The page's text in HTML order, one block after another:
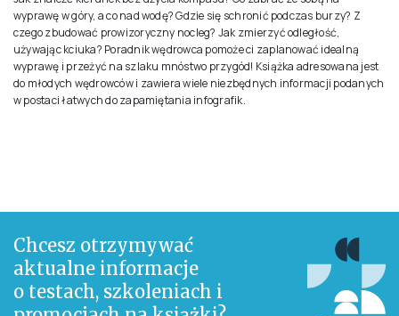
wyprawę w góry, a co nad wodę? Gdzie się schronić podczas burzy? Z
czego zbudować prowizoryczny nocleg? Jak zmierzyć odległość,
używając kciuka? Poradnik wędrowca pomoże ci zaplanować idealną
wyprawę i przeżyć na szlaku mnóstwo przygód! Książka adresowana jest
do młodych wędrowców i zawiera wiele niezbędnych informacji podanych
w postaci łatwych do zapamiętania infografik.
Chcesz otrzymywać
aktualne informacje
o testach, szkoleniach i